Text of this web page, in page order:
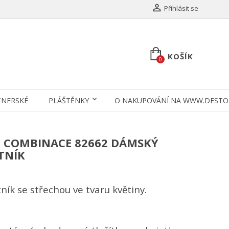
 Přihlásit se
KOŠÍK
0
PLÁŠTĚNKY O NAKUPOVÁNÍ NA
COMBINACE 82662 DÁMSKÝ
se střechou ve tvaru květiny.